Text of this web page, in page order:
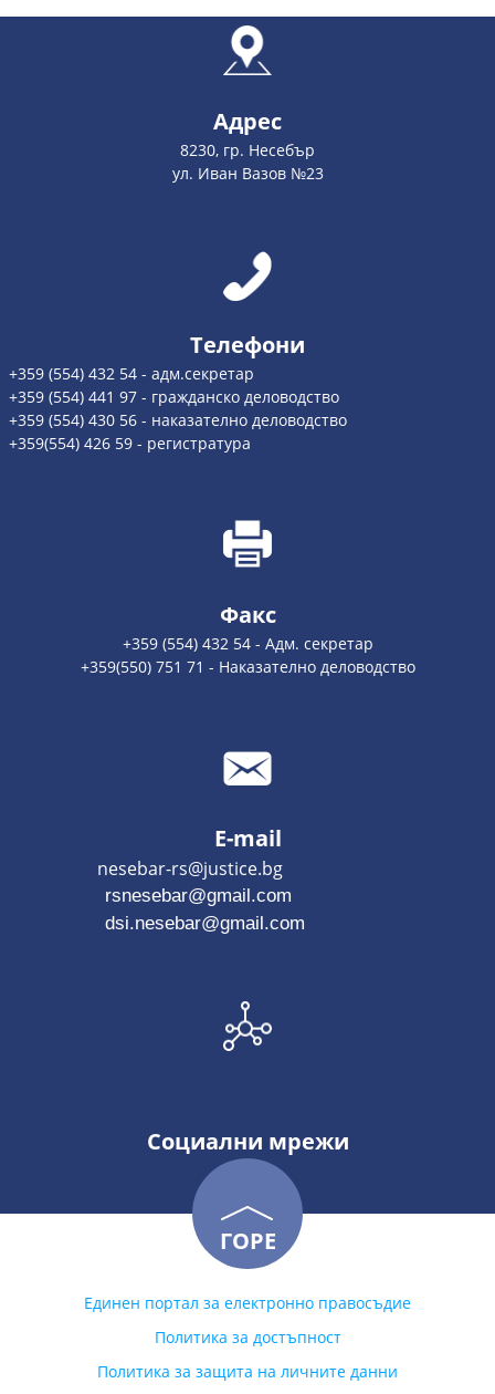
Адрес
8230, гр. Несебър
ул. Иван Вазов №23
Телефони
+359 (554) 432 54 - адм.секретар
+359 (554) 441 97 - гражданско деловодство
+359 (554) 430 56 - наказателно деловодство
+359(554) 426 59 - регистратура
Факс
+359 (554) 432 54 - Адм. секретар
+359(550) 751 71 - Наказателно деловодство
E-mail
nesebar-rs@justice.bg
rsnesebar@gmail.com
dsi.nesebar@gmail.com
Социални мрежи
ГОРЕ
Единен портал за електронно правосъдие
Политика за достъпност
Политика за защита на личните данни